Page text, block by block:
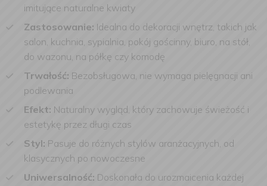
imitujące naturalne kwiaty
Zastosowanie: Idealna do dekoracji wnętrz, takich jak
salon, kuchnia, sypialnia, pokój gościnny, biuro, na stół,
do wazonu, na półkę czy komodę
Trwałość: Bezobsługowa, nie wymaga pielęgnacji ani
podlewania
Efekt: Naturalny wygląd, który zachowuje świeżość i
estetykę przez długi czas
Styl: Pasuje do różnych stylów aranżacyjnych, od
klasycznych po nowoczesne
Uniwersalność: Doskonała do urozmaicenia każdej